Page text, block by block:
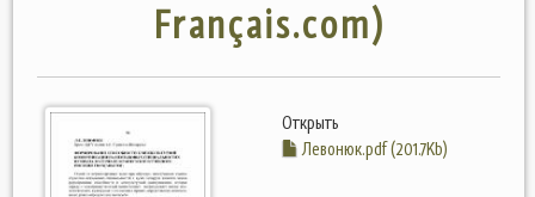
Français.com)
Открыть
Левонюк.pdf (201.7Kb)